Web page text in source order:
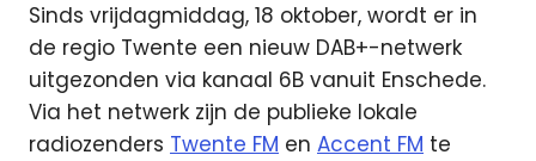
Sinds vrijdagmiddag, 18 oktober, wordt er in
de regio Twente een nieuw DAB+-netwerk
uitgezonden via kanaal 6B vanuit Enschede.
Via het netwerk zijn de publieke lokale
radiozenders Twente FM en Accent FM te